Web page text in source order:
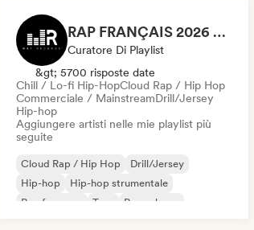
RAP FRANÇAIS 2026 🔥🇫🇷 (Way Records)
Curatore Di Playlist
&gt; 5700 risposte date
Chill / Lo-fi Hip-HopCloud Rap / Hip Hop
Commerciale / MainstreamDrill/Jersey
Hip-hop
Aggiungere artisti nelle mie playlist più
seguite
Cloud Rap / Hip Hop
Drill/Jersey
Hip-hop
Hip-hop strumentale
Rap francese
Trap
Pop urbano